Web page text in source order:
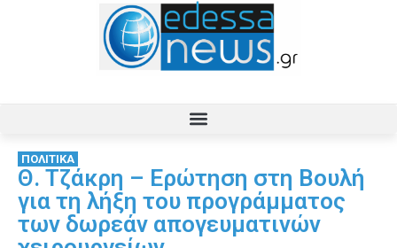
ΠΟΛΙΤΙΚΑ
Θ. Τζάκρη – Ερώτηση στη Βουλή
για τη λήξη του προγράμματος
των δωρεάν απογευματινών